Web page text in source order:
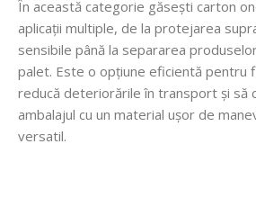
În această categorie găsești carton
aplicații multiple, de la protejarea
sensibile până la separarea
palet. Este o opțiune eficientă pentru
reducă deteriorările în transport și să
ambalajul cu un material ușor de
versatil.